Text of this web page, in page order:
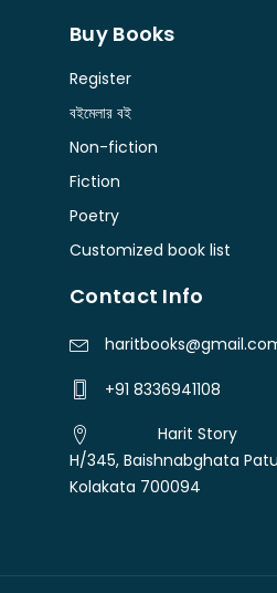
Buy Books
Register
বইমেলার বই
Non-fiction
Fiction
Poetry
Customized book list
Contact Info
+91 8336941108
Harit Story
H/345, Baishnabghata
Kolakata 700094